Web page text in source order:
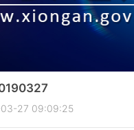
27 09:09:25